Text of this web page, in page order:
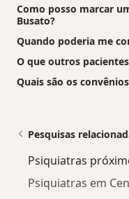
Como posso marcar
Busato?
Quando poderia me
O que outros
Quais são os
Pesquisas
Psiquiatras
Psiquiatras em